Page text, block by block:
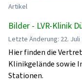
Artikel
Bilder - LVR-Klinik
Letzte Änderung: 22. Juli
Hier finden die
Klinikgelände sowie
Stationen.